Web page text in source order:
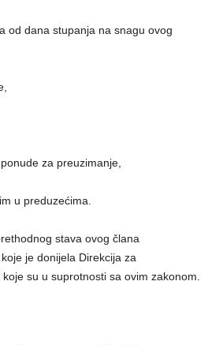
od dana stupanja na snagu ovog
za preuzimanje,
u preduzećima.
stava ovog člana
je donijela Direkcija za
su u suprotnosti sa ovim zakonom.